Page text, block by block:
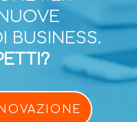
BUSINESS.